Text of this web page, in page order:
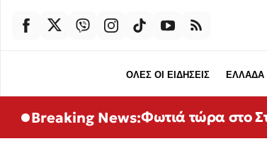
ΟΛΕΣ ΟΙ ΕΙΔΗΣΕΙΣ ΕΛΛΑΔΑ
Breaking News:Φωτιά τώρα στο